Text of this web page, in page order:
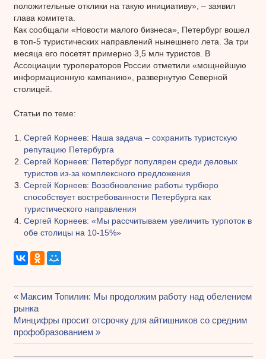
положительные отклики на такую инициативу», – заявил
глава комитета.
Как сообщали «Новости малого бизнеса», Петербург вошел
в топ-5 туристических направлений нынешнего лета. За три
месяца его посетят примерно 3,5 млн туристов. В
Ассоциации туроператоров России отметили «мощнейшую
информационную кампанию», развернутую Северной
столицей.
Статьи по теме:
Сергей Корнеев: Наша задача – сохранить туристскую
репутацию Петербурга
Сергей Корнеев: Петербург популярен среди деловых
туристов из-за комплексного предложения
Сергей Корнеев: Возобновление работы турбюро
способствует востребованности Петербурга как
туристического направления
Сергей Корнеев: «Мы рассчитываем увеличить турпоток в
обе столицы на 10-15%»
Навигация
по
записям
Предыдущая
запись:
Максим Топилин: Мы продолжим работу над обелением
рынка
Следующая
запись:
Минцифры просит отсрочку для айтишников со средним
профобразованием